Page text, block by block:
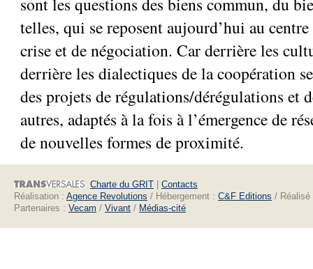
telles, qui se reposent aujourd’hui au centre
crise et de négociation. Car derrière les
derrière les dialectiques de la coopération
des projets de régulations/dérégulations et
autres, adaptés à la fois à l’émergence de
de nouvelles formes de proximité.
Charte du GRIT
Contacts
Réalisation : Agence Revolutions / Hébergement : C&F Editions /
Partenaires : Vecam / Vivant / Médias-cité